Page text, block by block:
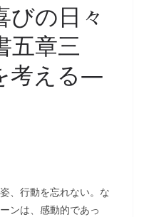
びの日々
五章三
考える―
、行動を忘れない。な
ンは、感動的であっ